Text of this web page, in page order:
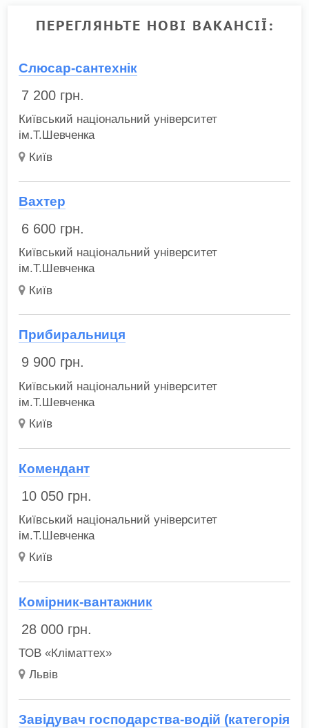
ПЕРЕГЛЯНЬТЕ НОВІ ВАКАНСІЇ:
Слюсар-сантехнік
7 200 грн.
Київський національний університет
ім.Т.Шевченка
Київ
Вахтер
6 600 грн.
Київський національний університет
ім.Т.Шевченка
Київ
Прибиральниця
9 900 грн.
Київський національний університет
ім.Т.Шевченка
Київ
Комендант
10 050 грн.
Київський національний університет
ім.Т.Шевченка
Київ
Комірник-вантажник
28 000 грн.
ТОВ «Кліматтех»
Львів
Завідувач господарства-водій (категорія